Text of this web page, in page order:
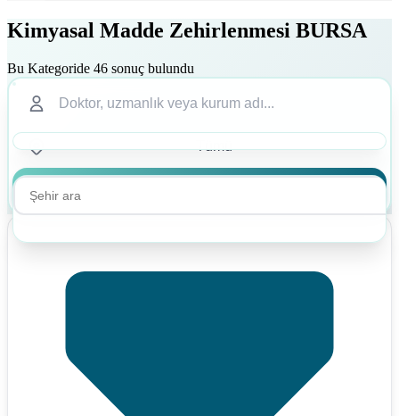
Kimyasal Madde Zehirlenmesi BURSA
Bu Kategoride 46 sonuç bulundu